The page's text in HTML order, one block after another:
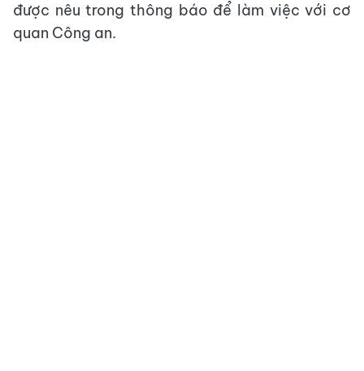
được nêu trong thông báo để làm việc với cơ
quan Công an.